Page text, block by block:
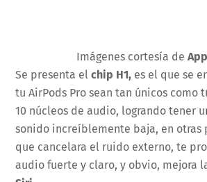
Imágenes cortesía de
Se presenta elchip H1, es el que se
tu AirPods Pro sean tan únicos como
10 núcleos de audio, logrando tener
sonido increíblemente baja, en otras
que cancelara el ruido externo, te
audio fuerte y claro, y obvio, mejora